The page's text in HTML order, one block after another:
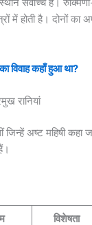
सर्वोच्च है।
में होती है। दोनों का
विवाह कहाँ हुआ था?
रानियां
अष्ट महिषी कहा
विशेषता